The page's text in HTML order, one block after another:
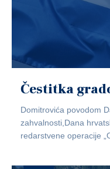
Čestitka
Domitrovića povodom
zahvalnosti,Dana
redarstvene operacije